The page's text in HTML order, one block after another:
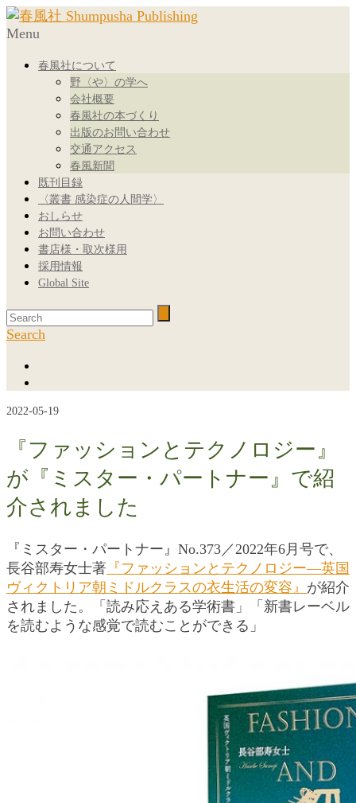
Menu
春風社について
野〈や〉の学へ
会社概要
春風社の本づくり
出版のお問い合わせ
交通アクセス
春風新聞
既刊目録
〈叢書 感染症の人間学〉
おしらせ
お問い合わせ
書店様・取次様用
採用情報
Global Site
Search
2022-05-19
『ファッションとテクノロジー』
が『ミスター・パートナー』で紹
介されました
『ミスター・パートナー』No.373／2022年6月号で、
長谷部寿女士著 『ファッションとテクノロジー―英国
ヴィクトリア朝ミドルクラスの衣生活の変容』 が紹介
されました。「読み応えある学術書」「新書レーベル
を読むような感覚で読むことができる」